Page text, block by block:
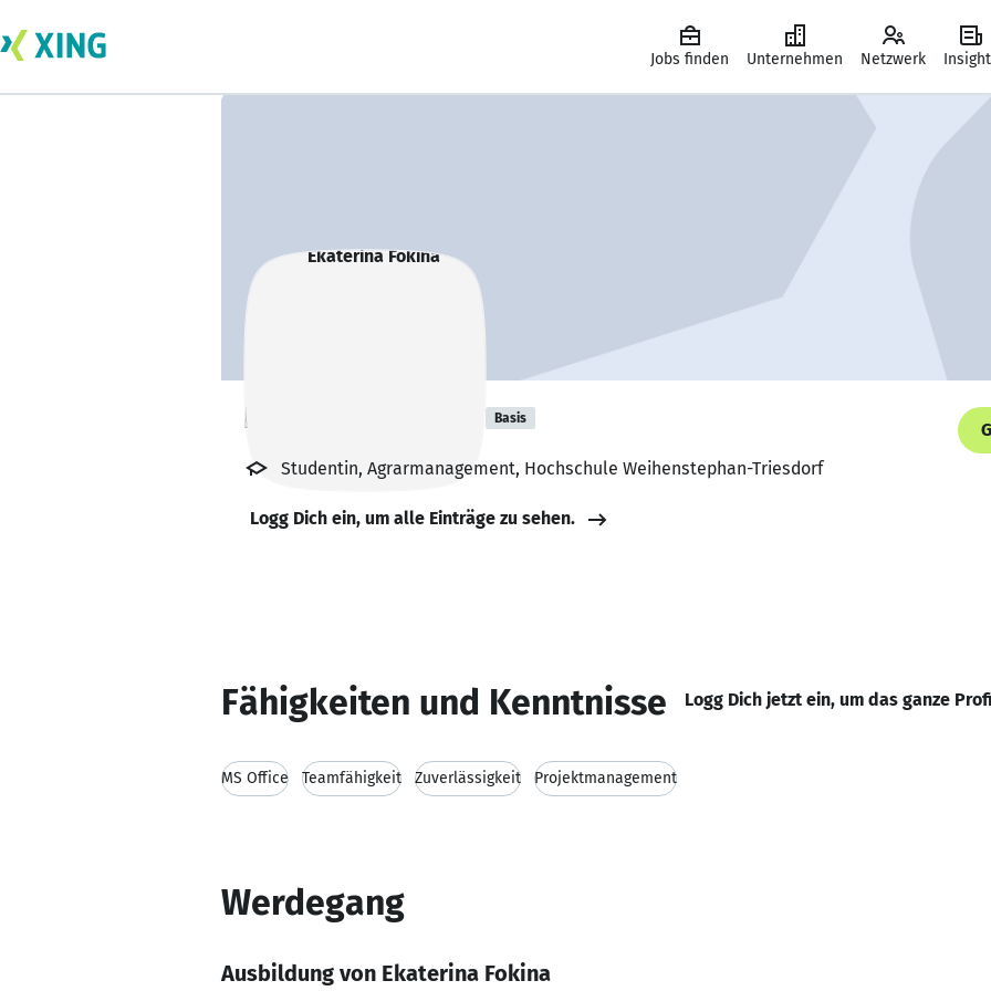
Jobs finden Unternehmen Netzwerk
Ekaterina Fokina Basis
Studentin, Agrarmanagement, Hochschule Weihenstephan-Triesdorf
Logg Dich ein, um alle Einträge zu sehen.
Fähigkeiten und Kenntnisse Logg Dich jetzt ein, um das ganze
MS Office Teamfähigkeit Zuverlässigkeit Projektmanagement
Werdegang
Ausbildung von Ekaterina Fokina